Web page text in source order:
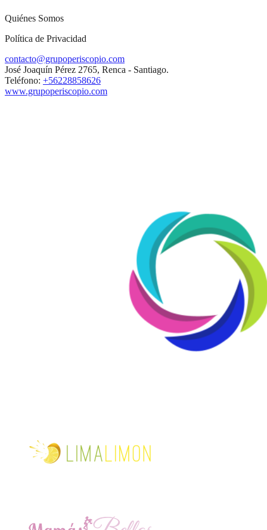
Quiénes Somos
Política de Privacidad
contacto@grupoperiscopio.com
José Joaquín Pérez 2765, Renca - Santiago.
Teléfono: +56228858626
www.grupoperiscopio.com